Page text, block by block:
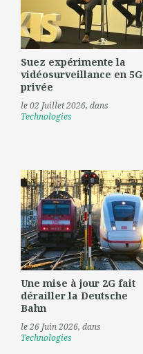
Suez expérimente la
vidéosurveillance en 5G
privée
le 02 Juillet 2026, dans
Technologies
Une mise à jour 2G fait
dérailler la Deutsche
Bahn
le 26 Juin 2026, dans
Technologies